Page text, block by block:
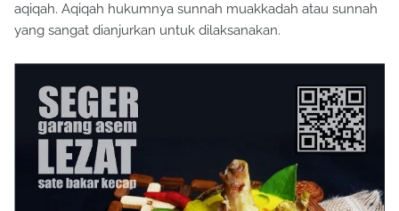
aqiqah. Aqiqah hukumnya sunnah muakkadah atau sunnah
yang sangat dianjurkan untuk dilaksanakan.